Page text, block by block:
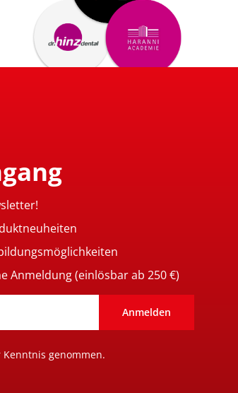
Anmeldung (einlösbar ab 250 €)
Anmelden
Kenntnis genommen.